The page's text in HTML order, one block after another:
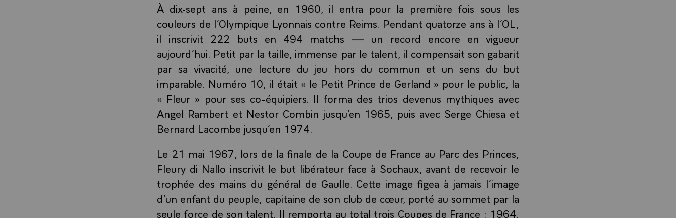
À dix-sept ans à peine, en 1960, il entra pour la première fois sous les
couleurs de l’Olympique Lyonnais contre Reims. Pendant quatorze ans à l’OL,
il inscrivit 222 buts en 494 matchs — un record encore en vigueur
aujourd’hui. Petit par la taille, immense par le talent, il compensait son gabarit
par sa vivacité, une lecture du jeu hors du commun et un sens du but
imparable. Numéro 10, il était « le Petit Prince de Gerland » pour le public, la
« Fleur » pour ses co-équipiers. Il forma des trios devenus mythiques avec
Angel Rambert et Nestor Combin jusqu’en 1965, puis avec Serge Chiesa et
Bernard Lacombe jusqu’en 1974.
Le 21 mai 1967, lors de la finale de la Coupe de France au Parc des Princes,
Fleury di Nallo inscrivit le but libérateur face à Sochaux, avant de recevoir le
trophée des mains du général de Gaulle. Cette image figea à jamais l’image
d’un enfant du peuple, capitaine de son club de cœur, porté au sommet par la
seule force de son talent. Il remporta au total trois Coupes de France : 1964,